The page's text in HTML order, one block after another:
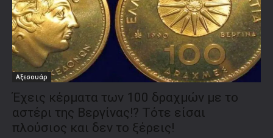
Αξεσουάρ
Έχεις κέρματα των 100 δραχμών με το
αστέρι της Βεργίνας!? Τότε είσαι
πλούσιος και δεν το ξέρεις!